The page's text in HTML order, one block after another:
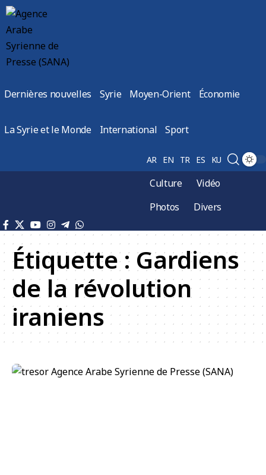
Dernières nouvelles Syrie Moyen-Orient Économie
La Syrie et le Monde International Sport
AR EN TR ES KU
Culture
Vidéo
Photos
Divers
Étiquette : Gardiens
de la révolution
iraniens